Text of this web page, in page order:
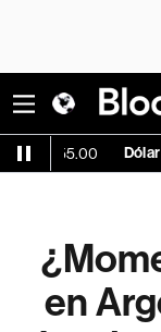
Dólar CCL BYMA
en